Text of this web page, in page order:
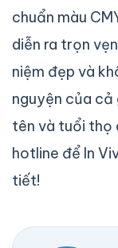
chuẩn màu
diễn ra trọn
niệm đẹp và
nguyện của cả
tên và tuổi thọ
hotline để In
tiết!